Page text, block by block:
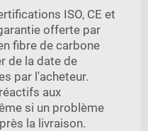
ISO, CE et
offerte par
fibre de carbone
de la date de
par l'acheteur.
aux
si un problème
la livraison.